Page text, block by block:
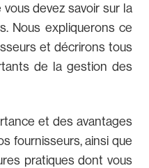
devez savoir sur la
Nous expliquerons ce
et décrirons tous
de la gestion des
et des avantages
fournisseurs, ainsi que
pratiques dont vous